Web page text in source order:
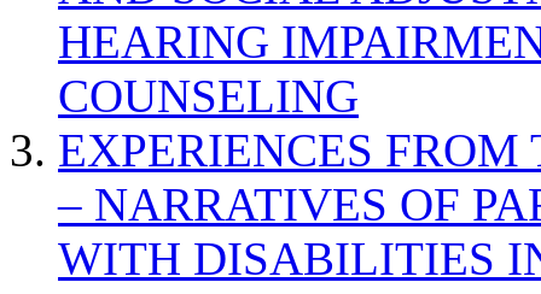
HEARING
COUNSELING
EXPERIENCES
– NARRATIVES OF
WITH DISABILITIES